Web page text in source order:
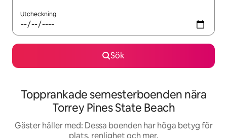
Utcheckning
Sök
Topprankade semesterboenden nära
Torrey Pines State Beach
Gäster håller med: Dessa boenden har höga betyg för
plats, renlighet och mer.